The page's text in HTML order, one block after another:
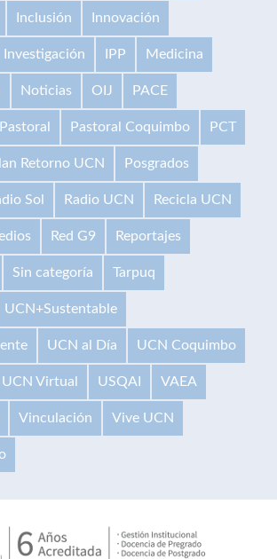
Inclusión Innovación
Investigación IPP Medicina
Noticias OIJ PACE
Pastoral Pastoral Coquimbo PCT
Retorno UCN Posgrados
Sol Radio UCN Recicla UCN
Red G9 Reportajes
Sin categoría Tarpuq
UCN+Sustentable
UCN al Día UCN Coquimbo
UCN Virtual USQAI VAEA
Vinculación Vive UCN